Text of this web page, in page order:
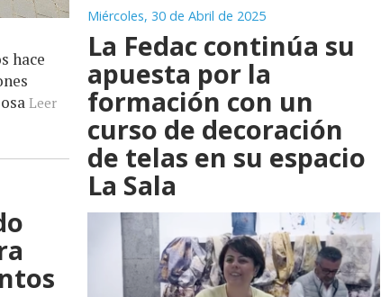
hace
Leer
Miércoles, 30 de Abril de 2025
La Fedac continúa su
apuesta por la
formación con un
curso de decoración
de telas en su espacio
La Sala